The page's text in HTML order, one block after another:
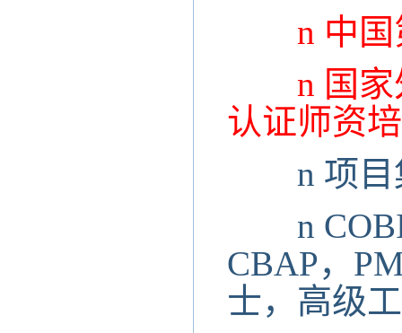
n 中
n 国
认证师资
n 项
n
CBAP，
士，高级